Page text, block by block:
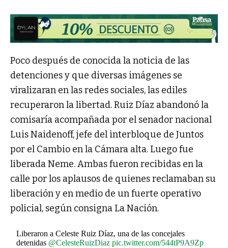
Poco después de conocida la noticia de las
detenciones y que diversas imágenes se
viralizaran en las redes sociales, las ediles
recuperaron la libertad. Ruiz Díaz abandonó la
comisaría acompañada por el senador nacional
Luis Naidenoff, jefe del interbloque de Juntos
por el Cambio en la Cámara alta. Luego fue
liberada Neme. Ambas fueron recibidas en la
calle por los aplausos de quienes reclamaban su
liberación y en medio de un fuerte operativo
policial, según consigna La Nación.
Liberaron a Celeste Ruiz Díaz, una de las concejales
detenidas @CelesteRuizDiaz pic.twitter.com/544tP9A9Zp